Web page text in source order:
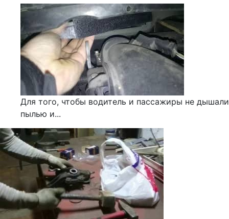
Для того, чтобы водитель и пассажиры не дышали
пылью и...